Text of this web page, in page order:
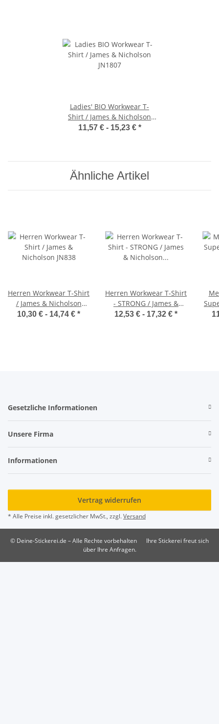
Ladies' BIO Workwear T-
Shirt / James & Nicholson
JN1807
11,57 € - 15,23 € *
Ähnliche Artikel
Herren Workwear T-Shirt
/ James & Nicholson
JN838
10,30 € - 14,74 € *
Herren Workwear T-Shirt
- STRONG / James &
Nicholson JN1824
12,53 € - 17,32 € *
Gesetzliche Informationen
Unsere Firma
Informationen
Vertrag widerrufen
* Alle Preise inkl. gesetzlicher MwSt., zzgl.Versand
© Deine-Stickerei.de – Alle Rechte vorbehalten
Ihre Stickerei freut sich
über Ihre Anfragen.